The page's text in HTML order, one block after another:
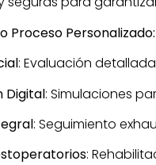
Proceso Personalizado:
: Evaluación
Digital: Simulaciones
: Seguimiento
: